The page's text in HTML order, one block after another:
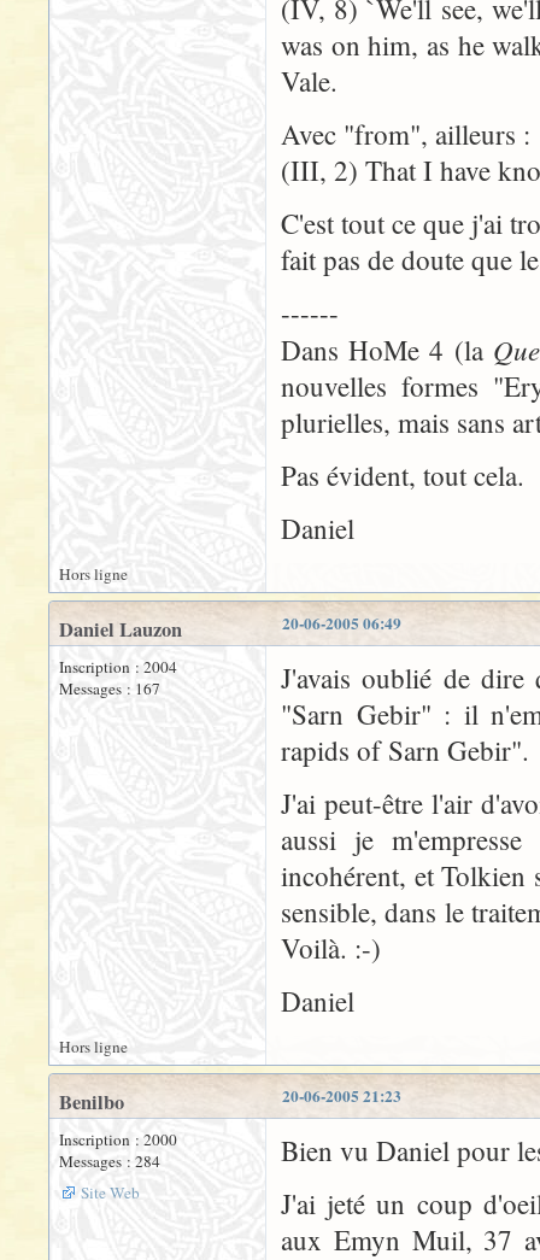
(IV, 8) `We'll see,
was on him, as he
Vale.
Avec "from", ailleurs :
(III, 2) That I have
C'est tout ce que j'ai
fait pas de doute que
------
Dans HoMe 4 (la
nouvelles formes
plurielles, mais sans
Pas évident, tout cela.
Daniel
Hors ligne
20-06-2005 06:49
Daniel Lauzon
Inscription : 2004
Messages : 167
J'avais oublié de
"Sarn Gebir" : il
rapids of Sarn Gebir".
J'ai peut-être l'air
aussi je
incohérent, et Tolkien
sensible, dans le
Voilà. :-)
Daniel
Hors ligne
20-06-2005 21:23
Benilbo
Inscription : 2000
Messages : 284
Site Web
Bien vu Daniel pour
J'ai jeté un coup
aux Emyn Muil, 37